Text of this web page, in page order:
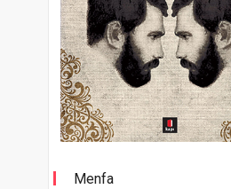
Menfa